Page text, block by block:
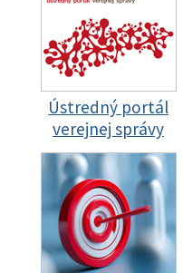
Ústredný portál
verejnej správy